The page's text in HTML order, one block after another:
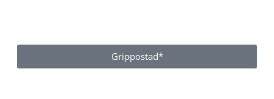
Grippostad*